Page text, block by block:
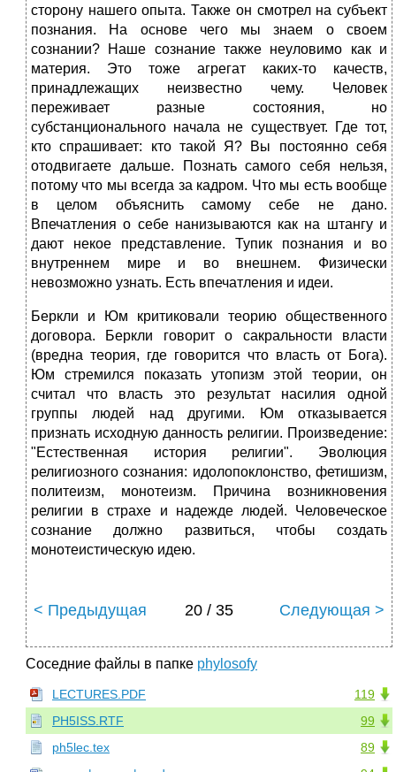
сторону нашего опыта. Также он смотрел на субъект
познания. На основе чего мы знаем о своем
сознании? Наше сознание также неуловимо как и
материя. Это тоже агрегат каких-то качеств,
принадлежащих неизвестно чему. Человек
переживает разные состояния, но
субстанционального начала не существует. Где тот,
кто спрашивает: кто такой Я? Вы постоянно себя
отодвигаете дальше. Познать самого себя нельзя,
потому что мы всегда за кадром. Что мы есть вообще
в целом объяснить самому себе не дано.
Впечатления о себе нанизываются как на штангу и
дают некое представление. Тупик познания и во
внутреннем мире и во внешнем. Физически
невозможно узнать. Есть впечатления и идеи.
Беркли и Юм критиковали теорию общественного
договора. Беркли говорит о сакральности власти
(вредна теория, где говорится что власть от Бога).
Юм стремился показать утопизм этой теории, он
считал что власть это результат насилия одной
группы людей над другими. Юм отказывается
признать исходную данность религии. Произведение:
"Естественная история религии". Эволюция
религиозного сознания: идолопоклонство, фетишизм,
политеизм, монотеизм. Причина возникновения
религии в страхе и надежде людей. Человеческое
сознание должно развиться, чтобы создать
монотеистическую идею.
< Предыдущая 20 / 35 Следующая >
Соседние файлы в папке phylosofy
119
LECTURES.PDF
99
PH5ISS.RTF
89
ph5lec.tex